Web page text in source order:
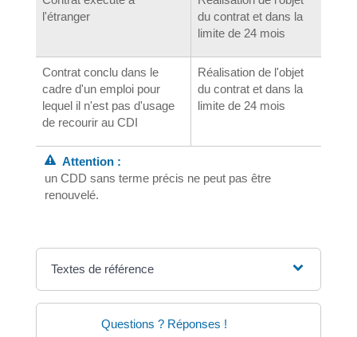
l'étranger
du contrat et dans la
limite de 24 mois
Contrat conclu dans le
cadre d'un emploi pour
lequel il n'est pas d'usage
de recourir au CDI
Réalisation de l'objet
du contrat et dans la
limite de 24 mois
Attention :
un CDD sans terme précis ne peut pas être
renouvelé.
Textes de référence
Questions ? Réponses !